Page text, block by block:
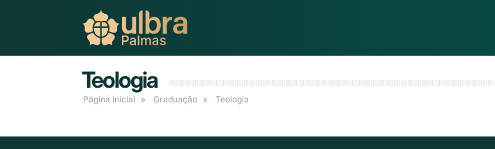
Teologia
Página Inicial Graduação Teologia